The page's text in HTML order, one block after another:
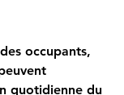
occupants,
quotidienne du